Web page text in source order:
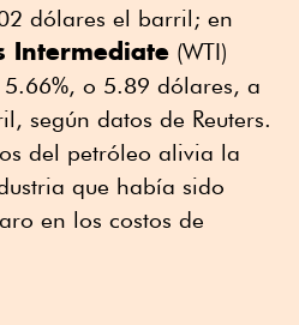
dólares el barril; en
Intermediate (WTI)
o 5.89 dólares, a
según datos de Reuters.
del petróleo alivia la
que había sido
en los costos de